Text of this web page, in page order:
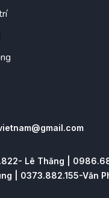
Lê Thăng |
| 0373.882.155-Văn